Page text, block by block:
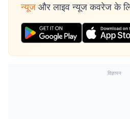
न्यूज और लाइव न्यूज कवरेज के
विज्ञापन